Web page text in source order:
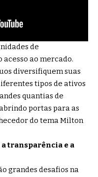
de
ao mercado.
diversifiquem suas
tipos de ativos
quantias de
portas para as
do tema Milton
transparência e a
grandes desafios na